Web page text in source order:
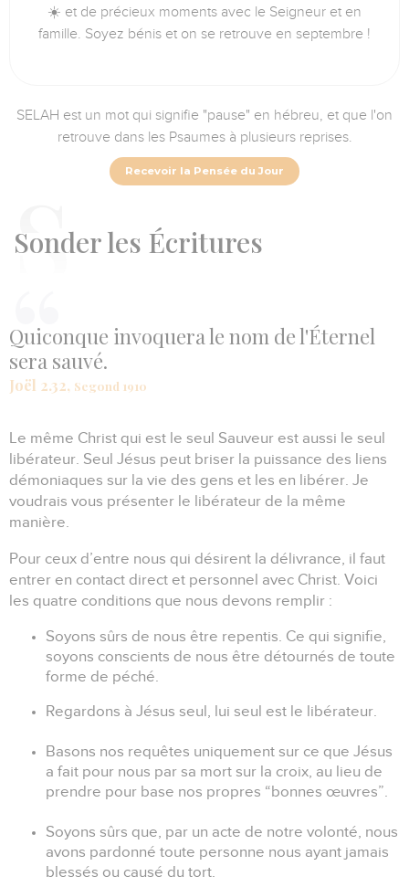
☀️ et de précieux moments avec le Seigneur et en
famille. Soyez bénis et on se retrouve en septembre !
SELAH est un mot qui signifie "pause" en hébreu, et que l'on
retrouve dans les Psaumes à plusieurs reprises.
Recevoir la Pensée du Jour
Sonder les Écritures
Quiconque invoquera le nom de l'Éternel
sera sauvé.
Joël 2.32, Segond 1910
Le même Christ qui est le seul Sauveur est aussi le seul
libérateur. Seul Jésus peut briser la puissance des liens
démoniaques sur la vie des gens et les en libérer. Je
voudrais vous présenter le libérateur de la même
manière.
Pour ceux d’entre nous qui désirent la délivrance, il faut
entrer en contact direct et personnel avec Christ. Voici
les quatre conditions que nous devons remplir :
Soyons sûrs de nous être repentis. Ce qui signifie,
soyons conscients de nous être détournés de toute
forme de péché.
Regardons à Jésus seul, lui seul est le libérateur.
Basons nos requêtes uniquement sur ce que Jésus
a fait pour nous par sa mort sur la croix, au lieu de
prendre pour base nos propres “bonnes œuvres”.
Soyons sûrs que, par un acte de notre volonté, nous
avons pardonné toute personne nous ayant jamais
blessés ou causé du tort.